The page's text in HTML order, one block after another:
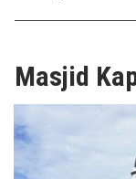
Masjid